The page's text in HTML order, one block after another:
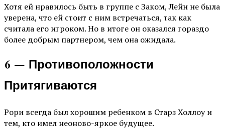
Хотя ей нравилось быть в группе с Заком, Лейн не была
уверена, что ей стоит с ним встречаться, так как
считала его игроком. Но в итоге он оказался гораздо
более добрым партнером, чем она ожидала.
6 — Противоположности
Притягиваются
Рори всегда был хорошим ребенком в Старз Холлоу и
тем, кто имел неоново-яркое будущее.